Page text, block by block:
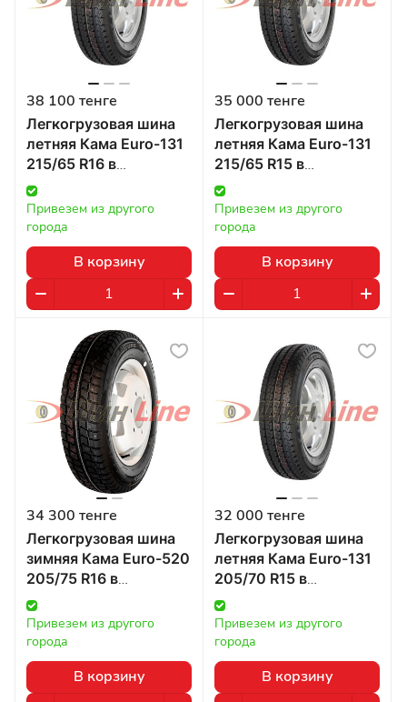
38 100 тенге
Легкогрузовая шина
летняя Кама Euro-131
215/65 R16 в
Казахстане
Привезем из другого
города
В корзину
35 000 тенге
Легкогрузовая шина
летняя Кама Euro-131
215/65 R15 в
Казахстане
Привезем из другого
города
В корзину
34 300 тенге
Легкогрузовая шина
зимняя Кама Euro-520
205/75 R16 в
Казахстане
Привезем из другого
города
В корзину
32 000 тенге
Легкогрузовая шина
летняя Кама Euro-131
205/70 R15 в
Казахстане
Привезем из другого
города
В корзину